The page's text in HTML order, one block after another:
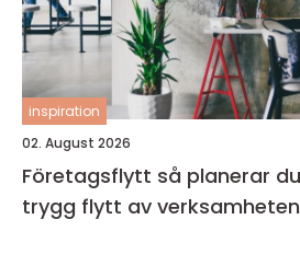
inspiration
02. August 2026
Företagsflytt så planerar du en smidig och
trygg flytt av verksamheten